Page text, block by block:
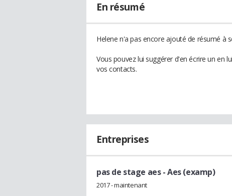
En résumé
Helene n'a pas encore ajouté de résumé à
Vous pouvez lui suggérer d'en écrire un en
vos contacts.
Entreprises
pas de stage aes- Aes (examp)
2017 - maintenant